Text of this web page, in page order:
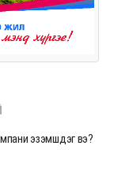
эзэмшдэг вэ?